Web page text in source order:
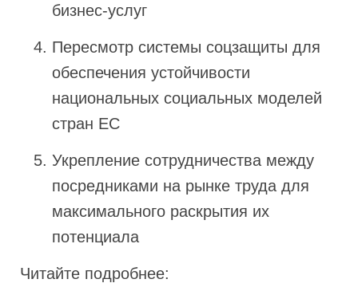
бизнес-услуг
Пересмотр системы соцзащиты для
обеспечения устойчивости
национальных социальных моделей
стран ЕС
Укрепление сотрудничества между
посредниками на рынке труда для
максимального раскрытия их
потенциала
Читайте подробнее: